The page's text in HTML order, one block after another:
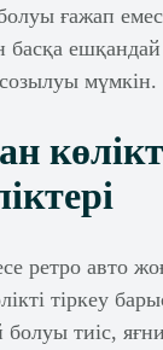
ғажап
ешқандай
мүмкін.
ретро авто
тіркеу
тиіс,